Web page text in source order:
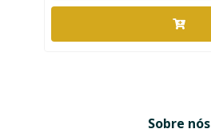
Sobre nós